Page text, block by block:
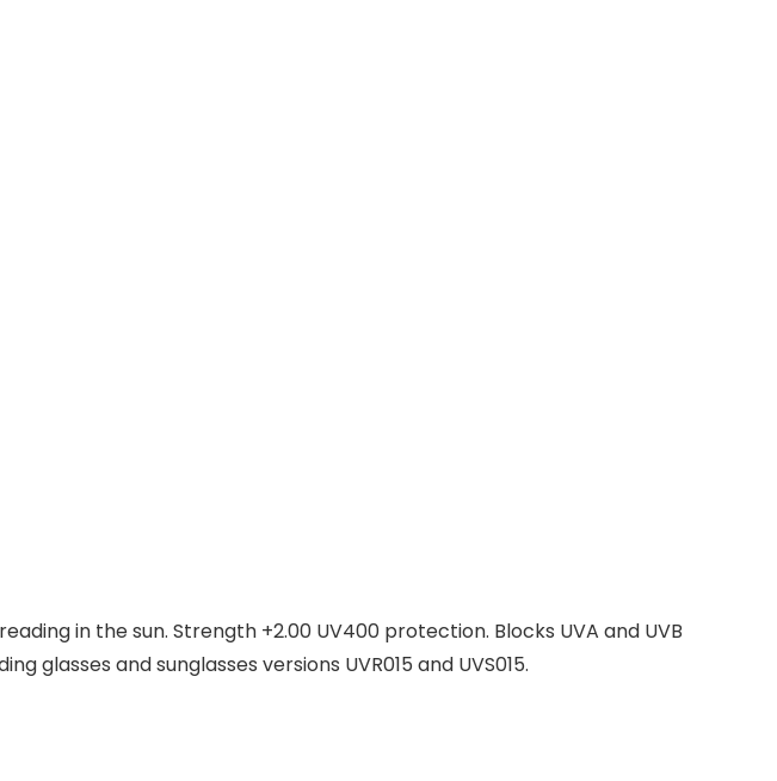
in the sun. Strength +2.00 UV400 protection. Blocks UVA and UVB
glasses and sunglasses versions UVR015 and UVS015.